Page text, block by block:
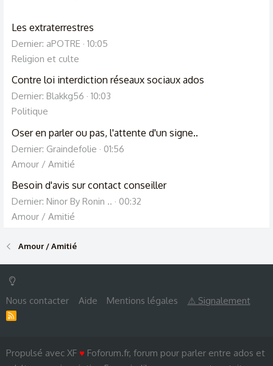
Les extraterrestres
Dernier: aPOTRE
10:05
Religion et culte
Contre loi interdiction réseaux sociaux ados
Dernier: Blakkg56
10:03
Politique
Oser en parler ou pas, l'attente d'un signe..
Dernier: Graindefolie
01:56
Amour / Amitié
Besoin d'avis sur contact conseiller
Dernier: Ninor By Ronin ..
00:32
Amour / Amitié
Amour / Amitié
Nous contacter Aide Mentions légales ⚠ Signalement
R
Propulsé avec XF ♥ Foforum.fr, forum pour parler entre ados et